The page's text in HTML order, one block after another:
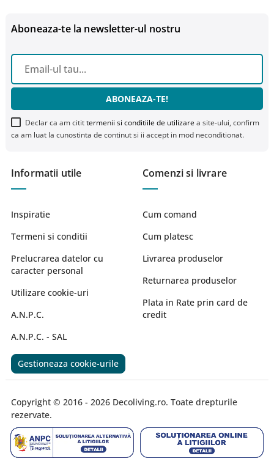
Informatii utile
Inspiratie
Termeni si conditii
Prelucrarea datelor cu
caracter personal
Utilizare cookie-uri
A.N.P.C.
A.N.P.C. - SAL
Comenzi si livrare
Cum comand
Cum platesc
Livrarea produselor
Returnarea produselor
Plata in Rate prin card de
credit
Aboneaza-te la newsletter-ul nostru
ABONEAZA-TE!
Declar ca am citittermenii si conditiile de utilizarea site-ului, confirm
ca am luat la cunostinta de continut si ii accept in mod neconditionat.
Gestioneaza cookie-urile
Copyright © 2016 - 2026 Decoliving.ro. Toate drepturile
rezervate.